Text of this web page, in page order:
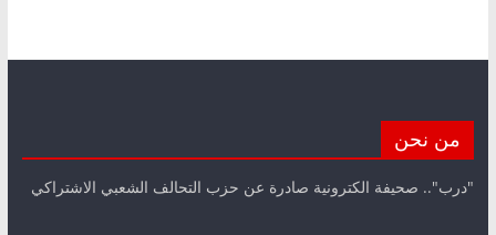
من نحن
"درب".. صحيفة الكترونية صادرة عن حزب التحالف الشعبي الاشتراكي